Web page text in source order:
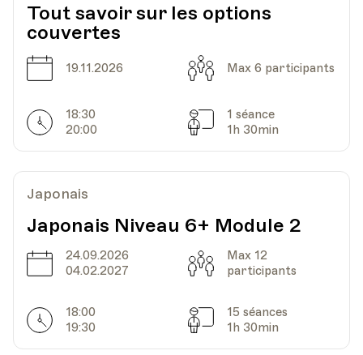
Tout savoir sur les options
couvertes
Date
19.11.2026 Capacité
Max 6 participants
Horarires
18:30
20:00
Séances
1 séance
1h 30min
Japonais
Japonais Niveau 6+ Module 2
Date
24.09.2026
04.02.2027
Capacité
Max 12
participants
Horarires
18:00
19:30
Séances
15 séances
1h 30min